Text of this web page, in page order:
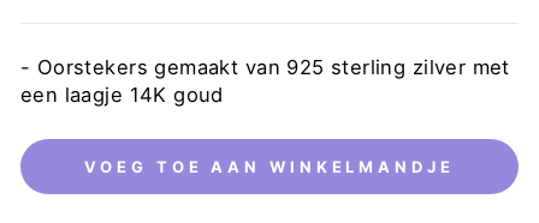
- Oorstekers gemaakt van 925 sterling zilver met
een laagje 14K goud
VOEG TOE AAN WINKELMANDJE